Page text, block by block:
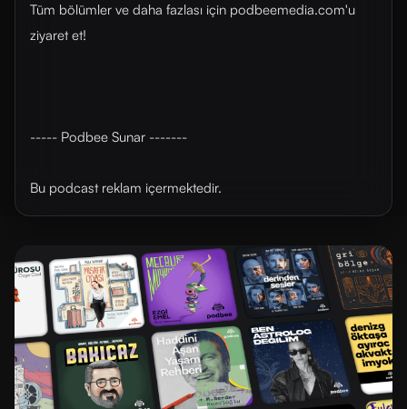
Tüm bölümler ve daha fazlası için ⁠⁠podbeemedia.com⁠⁠'u
ziyaret et!
----- Podbee Sunar -------
Bu podcast reklam içermektedir.